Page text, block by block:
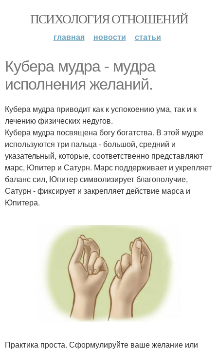
ПСИХОЛОГИЯ ОТНОШЕНИЙ
главная новости статьи
Кубера мудра - мудра
исполнения желаний.
Кубера мудра приводит как к успокоению ума, так и к
лечению физических недугов.
Кубера мудра посвящена богу богатства. В этой мудре
используются три пальца - большой, средний и
указательный, которые, соответственно представляют
марс, Юпитер и Сатурн. Марс поддерживает и укрепляет
баланс сил, Юпитер символизирует благополучие,
Сатурн - фиксирует и закрепляет действие марса и
Юпитера.
Практика проста. Сформулируйте ваше желание или